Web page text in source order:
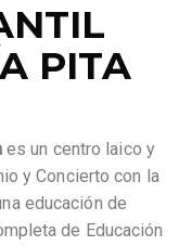
PITA
es un centro laico y
y Concierto con la
educación de
de Educación